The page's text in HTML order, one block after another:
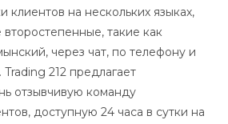
на нескольких языках,
такие как
через чат, по телефону и
212 предлагает
отзывчивую команду
доступную 24 часа в сутки на